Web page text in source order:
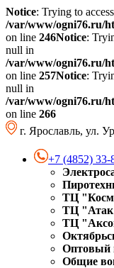
Notice: Trying to
/var/www/ogni76.ru/
on line 246Notice:
null in
/var/www/ogni76.ru/
on line 257Notice:
null in
/var/www/ogni76.ru/
on line 266
г. Ярославль, ул.
+7 (4852) 33-
ТЦ
ТЦ
ТЦ
Оптовый
Общие